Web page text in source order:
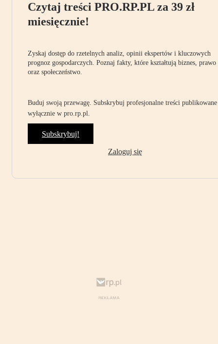
Czytaj treści PRO.RP.PL za 39 zł
miesięcznie!
Zyskaj dostęp do rzetelnych analiz, opinii ekspertów i kluczowych
prognoz gospodarczych. Poznaj fakty, które kształtują biznes, prawo
oraz społeczeństwo.
Buduj swoją przewagę. Subskrybuj profesjonalne treści publikowane
wyłącznie w pro.rp.pl.
Subskrybuj!
Zaloguj się